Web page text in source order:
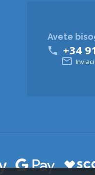
Avete
 +34
